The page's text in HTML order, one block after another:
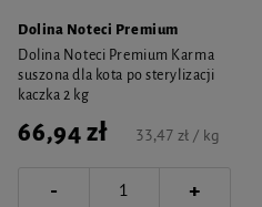
Dolina Noteci Premium
Dolina Noteci Premium Karma
suszona dla kota po sterylizacji
kaczka 2 kg
66,94 zł 33,47 zł / kg
- +